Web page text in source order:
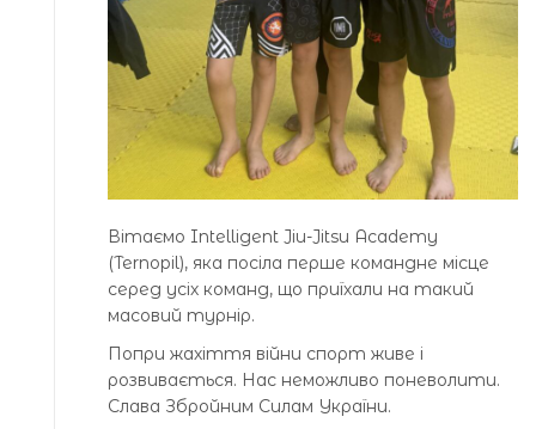
Вітаємо Intelligent Jiu-Jitsu Academy
(Ternopil), яка посіла перше командне місце
серед усіх команд, що приїхали на такий
масовий турнір.
Попри жахіття війни спорт живе і
розвивається. Нас неможливо поневолити.
Слава Збройним Силам України.